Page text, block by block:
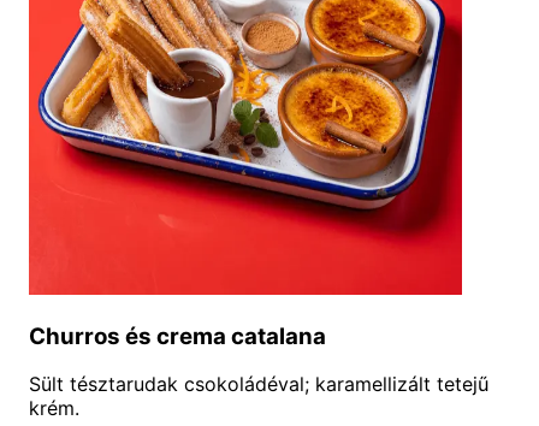
Churros és crema catalana
Sült tésztarudak csokoládéval; karamellizált tetejű
krém.